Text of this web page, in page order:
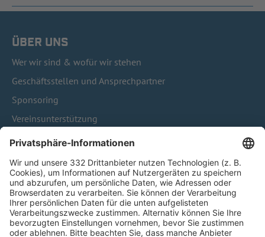
ÜBER UNS
Wer wir sind & wofür wir stehen
Geschäftsstellen und Ansprechpartner
Sponsoring
Vereinsunterstützung
Infothek
HÄUFIG BESUCHTE SEITEN
Pässe und Vereinswechsel
Trainerausbildung